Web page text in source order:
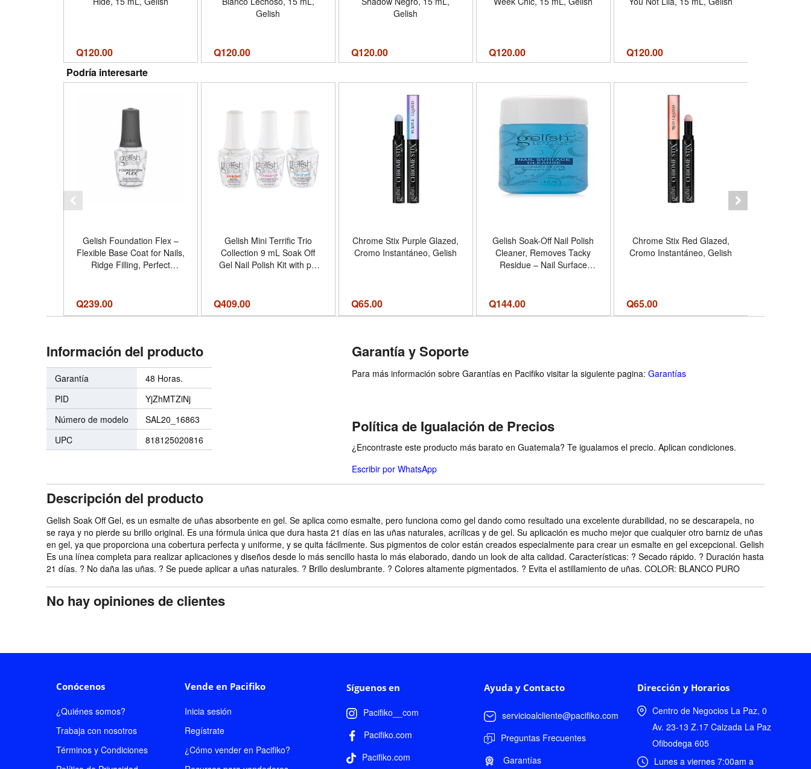
Q120.00
Gelish
Q120.00
Gelish
Q120.00 Q120.00 Q120.00
Podría interesarte
Gelish Foundation Flex –
Flexible Base Coat for Nails,
Ridge Filling, Perfect
Lasting Nail Strength and
Flexibility - Color Clear -
Q239.00
Gelish Mini Terrific Trio
Collection 9 mL Soak Off
Gel Nail Polish Kit with pH
Q409.00
Chrome Stix Purple Glazed,
Cromo Instantáneo, Gelish
Q65.00
Gelish Soak-Off Nail Polish
Cleaner, Removes Tacky
Residue – Nail Surface
4 Fl Oz (Pack of 1)
Q144.00
Chrome Stix Red Glazed,
Cromo Instantáneo, Gelish
Q65.00
Información del producto
Garantía
48 Horas.
PID
YjZhMTZiNj
Número de modelo
SAL20_16863
UPC
818125020816
Garantía y Soporte
Para más información sobre Garantías en Pacifiko visitar la siguiente pagina: Garantías
Política de Igualación de Precios
¿Encontraste este producto más barato en Guatemala? Te igualamos el precio. Aplican condiciones.
Escribir por WhatsApp
Descripción del producto
Gelish Soak Off Gel, es un esmalte de uñas absorbente en gel. Se aplica como esmalte, pero funciona como gel dando como resultado una excelente durabilidad, no se descarapela, no
se raya y no pierde su brillo original. Es una fórmula única que dura hasta 21 días en las uñas naturales, acrílicas y de gel. Su aplicación es mucho mejor que cualquier otro barniz de uñas
en gel, ya que proporciona una cobertura perfecta y uniforme, y se quita fácilmente. Sus pigmentos de color están creados especialmente para crear un esmalte en gel excepcional. Gelish
Es una línea completa para realizar aplicaciones y diseños desde lo más sencillo hasta lo más elaborado, dando un look de alta calidad. Características: ? Secado rápido. ? Duración hasta
21 días. ? No daña las uñas. ? Se puede aplicar a uñas naturales. ? Brillo deslumbrante. ? Colores altamente pigmentados. ? Evita el astillamiento de uñas. COLOR: BLANCO PURO
No hay opiniones de clientes
Conócenos
¿Quiénes somos?
Trabaja con nosotros
Términos y Condiciones
Vende en Pacifiko
Inicia sesión
Regístrate
¿Cómo vender en Pacifiko?
Síguenos en
Pacifiko__com
Pacifiko.com
Pacifiko.com
Ayuda y Contacto
servicioalcliente@pacifiko.com
Preguntas Frecuentes
Garantías
Dirección y Horarios
Centro de Negocios La Paz, 0
Av. 23-13 Z.17 Calzada La Paz
Ofibodega 605
Lunes a viernes 7:00am a